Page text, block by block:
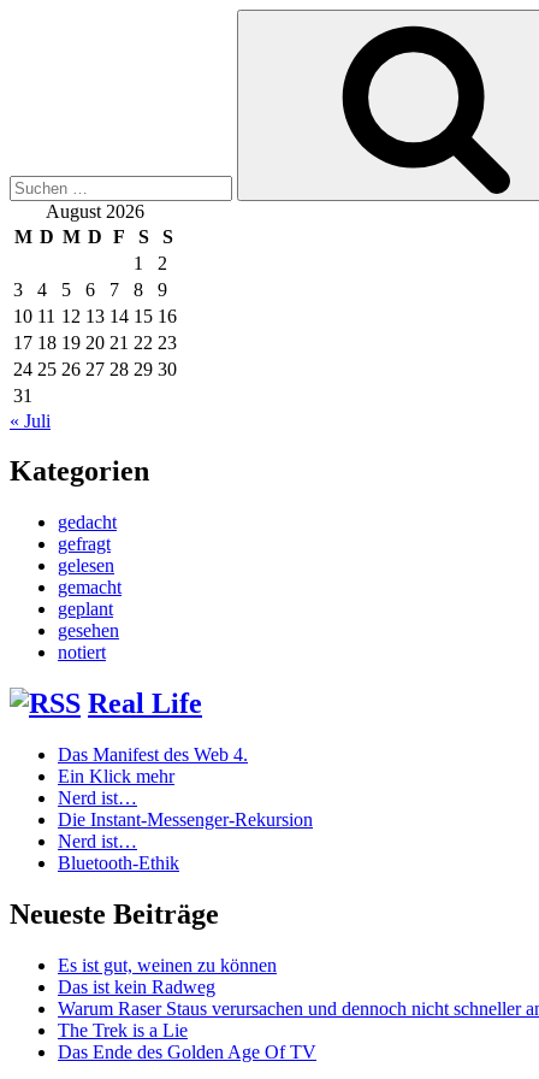
August 2026
M D M D F S
S
1
2
3
4 5 6 7 8
9
10 11 12 13 14 15 16
17 18 19 20 21 22 23
24 25 26 27 28 29 30
31
« Juli
Kategorien
gedacht
gefragt
gelesen
gemacht
geplant
gesehen
notiert
Real Life
Das Manifest des Web 4.
Ein Klick mehr
Nerd ist…
Die Instant-Messenger-Rekursion
Nerd ist…
Bluetooth-Ethik
Neueste Beiträge
Es ist gut, weinen zu können
Das ist kein Radweg
Warum Raser Staus verursachen und dennoch nicht schneller
The Trek is a Lie
Das Ende des Golden Age Of TV